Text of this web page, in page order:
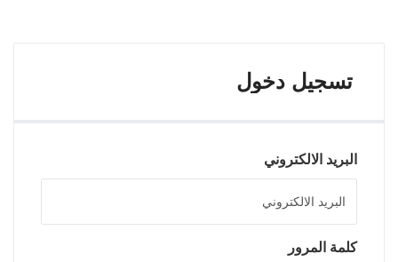
تسجيل دخول
البريد الالكتروني
كلمة المرور